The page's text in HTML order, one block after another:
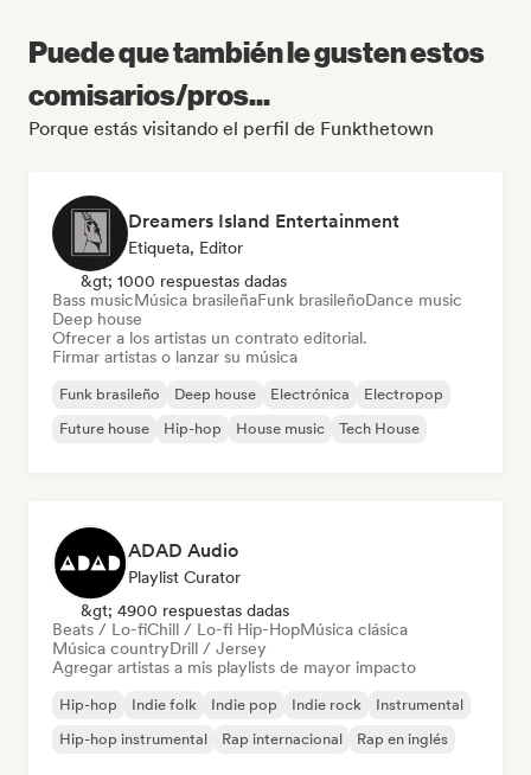
Puede que también le gusten estos
comisarios/pros...
Porque estás visitando el perfil de Funkthetown
Dreamers Island Entertainment
Etiqueta, Editor
&gt; 1000 respuestas dadas
Bass musicMúsica brasileñaFunk brasileñoDance music
Deep house
Ofrecer a los artistas un contrato editorial.
Firmar artistas o lanzar su música
Funk brasileño Deep house Electrónica
Electropop
Future house
Hip-hop House music Tech House
ADAD Audio
Playlist Curator
&gt; 4900 respuestas dadas
Beats / Lo-fiChill / Lo-fi Hip-HopMúsica clásica
Música countryDrill / Jersey
Agregar artistas a mis playlists de mayor impacto
Hip-hop Indie folk Indie pop Indie rock
Instrumental
Hip-hop instrumental
Rap internacional Rap en inglés